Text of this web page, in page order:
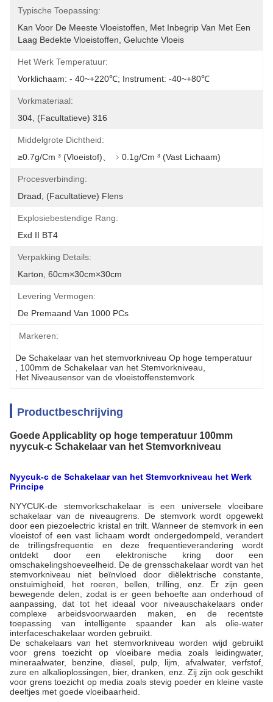
Typische Toepassing:
Kan Voor De Meeste Vloeistoffen, Met Inbegrip Van Met Een
Laag Bedekte Vloeistoffen, Geluchte Vloeis
Het Werk Temperatuur:
Vorklichaam: - 40~+220℃; Instrument: -40~+80℃
Vorkmateriaal:
304, (facultatieve) 316
Middelgrote Dichtheid:
≥0.7g/cm ³ (vloeistof)、 ﹥0.1g/cm ³ (vast Lichaam)
Procesverbinding:
Draad, (facultatieve) Flens
Explosiebestendige Rang:
Exd II BT4
Verpakking Details:
Karton, 60cm×30cm×30cm
Levering Vermogen:
De Premaand Van 1000 PCs
Markeren:
De Schakelaar van het stemvorkniveau Op hoge temperatuur
100mm de Schakelaar van het Stemvorkniveau
Het Niveausensor van de vloeistoffenstemvork
Productbeschrijving
Goede Applicablity op hoge temperatuur 100mm
nyycuk-c Schakelaar van het Stemvorkniveau
Nyycuk-c de Schakelaar van het Stemvorkniveau het Werk
Principe
NYYCUK-de stemvorkschakelaar is een universele vloeibare
schakelaar van de niveaugrens. De stemvork wordt opgewekt
door een piezoelectric kristal en trilt. Wanneer de stemvork in een
vloeistof of een vast lichaam wordt ondergedompeld, verandert
de trillingsfrequentie en deze frequentieverandering wordt
ontdekt door een elektronische kring door een
omschakelingshoeveelheid. De de grensschakelaar wordt van het
stemvorkniveau niet beïnvloed door diëlektrische constante,
onstuimigheid, het roeren, bellen, trilling, enz. Er zijn geen
bewegende delen, zodat is er geen behoefte aan onderhoud of
aanpassing, dat tot het ideaal voor niveauschakelaars onder
complexe arbeidsvoorwaarden maken, en de recentste
toepassing van intelligente spaander kan als olie-water
interfaceschakelaar worden gebruikt.
De schakelaars van het stemvorkniveau worden wijd gebruikt
voor grens toezicht op vloeibare media zoals leidingwater,
mineraalwater, benzine, diesel, pulp, lijm, afvalwater, verfstof,
zure en alkalioplossingen, bier, dranken, enz. Zij zijn ook geschikt
voor grens toezicht op media zoals stevig poeder en kleine vaste
deeltjes met goede vloeibaarheid.